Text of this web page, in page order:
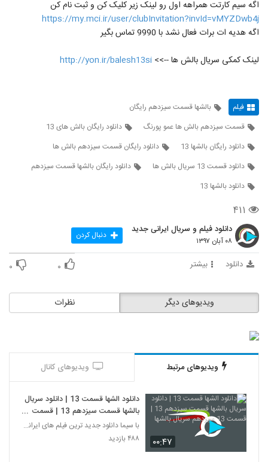
اگه سیم کارتت همراهه اول رو لینک زیر کلیک کن و ثبت نام کن
https://my.mci.ir/user/clubInvitation?invId=vMYZDwb4j
اگه هدیه ات برات فعال نشد با 9990 تماس بگیر
لینک کمکی سریال بالش ها -->> http://yon.ir/balesh13si
فیلم
بالشها قسمت سیزدهم رایگان
قسمت سیزدهم بالش ها عمو پورنگ
دانلود رایگان بالش های 13
دانلود رایگان بالشها 13
دانلود رایگان قسمت سیزدهم بالش ها
دانلود قسمت 13 سریال بالش ها
دانلود رایگان بالشها قسمت سیزدهم
دانلود بالشها 13
۴۱۱
دانلود فیلم و سریال ایرانی جدید
۰۸ آبان ۱۳۹۷ دنبال کردن
دانلود بیشتر ۰ ۰
نظرات ویدیوهای دیگر
ویدیوهای مرتبط ویدیوهای کانال
۰۰:۴۷
دانلود الشها قسمت 13 | دانلود سریال
بالشها قسمت سیزدهم 13 | قسمت
13 سیزدهم سریال بالشها
با سیما دانلود جدید ترین فیلم های ایرانی را در لحظ
۴۸۸ بازدید